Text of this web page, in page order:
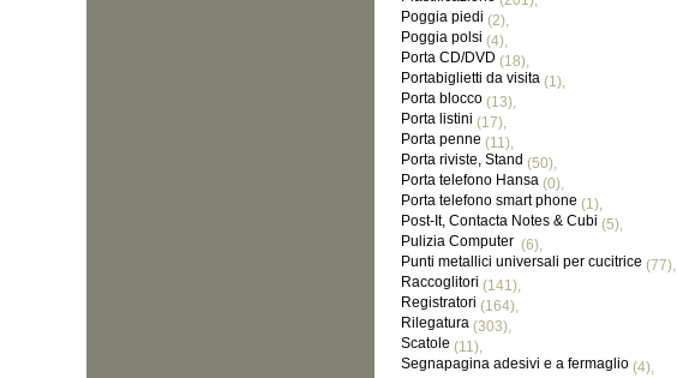
Poggia piedi (2),
Poggia polsi (4),
Porta CD/DVD (18),
Portabiglietti da visita (1),
Porta blocco (13),
Porta listini (17),
Porta penne (11),
Porta riviste, Stand (50),
Porta telefono Hansa (0),
Porta telefono smart phone (1),
Post-It, Contacta Notes & Cubi (5),
Pulizia Computer (6),
Punti metallici universali per cucitrice (77),
Raccoglitori (141),
Registratori (164),
Rilegatura (303),
Scatole (11),
Segnapagina adesivi e a fermaglio (4),